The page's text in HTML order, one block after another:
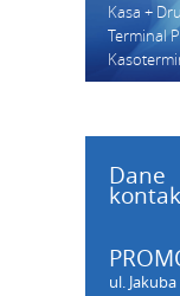
Kasa +
Terminal
Dane
ul.